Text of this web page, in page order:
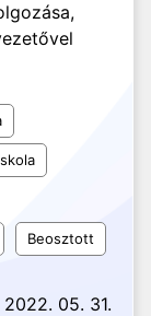
Beosztott
2022. 05. 31.